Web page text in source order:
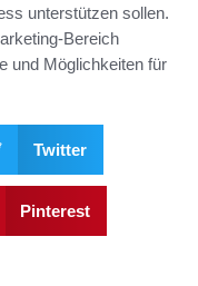
unterstützen sollen.
Bereich
und Möglichkeiten für
Twitter
Pinterest